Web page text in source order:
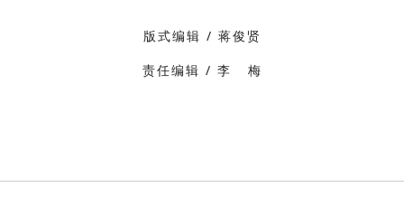
版式编辑 / 蒋俊贤
责任编辑 / 李 梅